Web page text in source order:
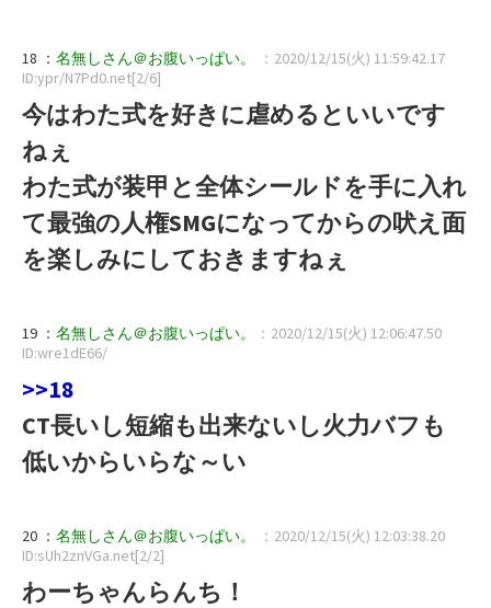
18 ： 名無しさん＠お腹いっぱい。
：2020/12/15(火) 11:59:42.17
ID:ypr/N7Pd0.net[2/6]
今はわた式を好きに虐めるといいです
ねぇ
わた式が装甲と全体シールドを手に入れ
て最強の人権SMGになってからの吠え面
を楽しみにしておきますねぇ
19 ： 名無しさん＠お腹いっぱい。
：2020/12/15(火) 12:06:47.50
ID:wre1dE66/
>>18
CT長いし短縮も出来ないし火力バフも
低いからいらな～い
20 ： 名無しさん＠お腹いっぱい。
：2020/12/15(火) 12:03:38.20
ID:sUh2znVGa.net[2/2]
わーちゃんらんち！